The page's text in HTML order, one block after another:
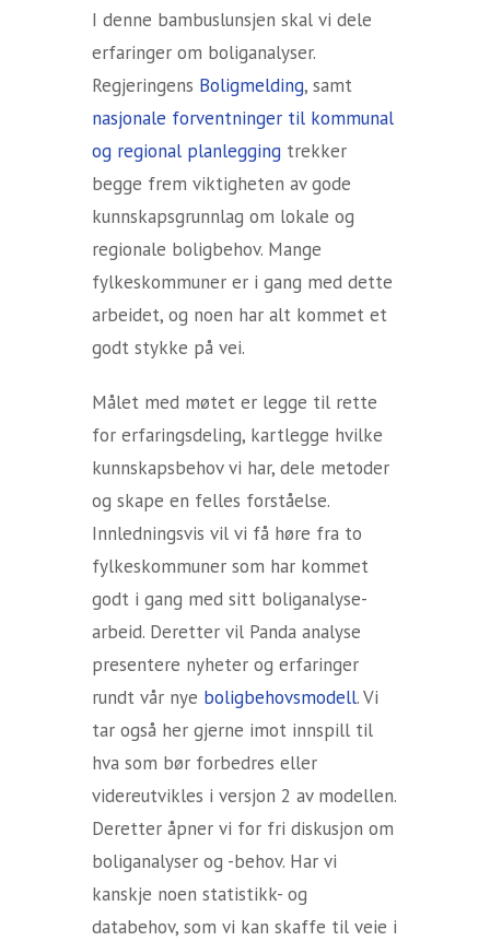
I denne bambuslunsjen skal vi dele
erfaringer om boliganalyser.
Regjeringens Boligmelding, samt
nasjonale forventninger til kommunal
og regional planlegging trekker
begge frem viktigheten av gode
kunnskapsgrunnlag om lokale og
regionale boligbehov. Mange
fylkeskommuner er i gang med dette
arbeidet, og noen har alt kommet et
godt stykke på vei.
Målet med møtet er legge til rette
for erfaringsdeling, kartlegge hvilke
kunnskapsbehov vi har, dele metoder
og skape en felles forståelse.
Innledningsvis vil vi få høre fra to
fylkeskommuner som har kommet
godt i gang med sitt boliganalyse-
arbeid. Deretter vil Panda analyse
presentere nyheter og erfaringer
rundt vår nye boligbehovsmodell. Vi
tar også her gjerne imot innspill til
hva som bør forbedres eller
videreutvikles i versjon 2 av modellen.
Deretter åpner vi for fri diskusjon om
boliganalyser og -behov. Har vi
kanskje noen statistikk- og
databehov, som vi kan skaffe til veie i